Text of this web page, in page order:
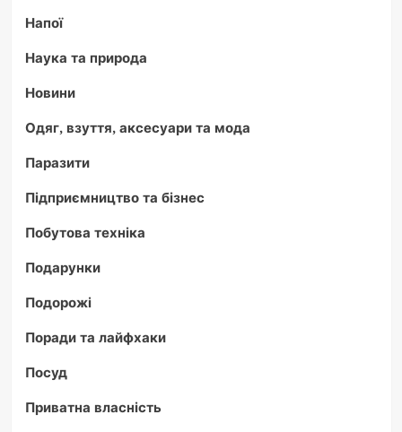
Напої
Наука та природа
Новини
Одяг, взуття, аксесуари та мода
Паразити
Підприємництво та бізнес
Побутова техніка
Подарунки
Подорожі
Поради та лайфхаки
Посуд
Приватна власність